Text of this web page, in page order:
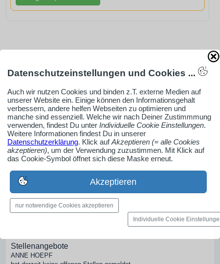
Ob Solo-Selbsständiger, Handwerksbetrieb oder
Industrieunternehmen
Erstelle jetzt ein gratis Firmenprofil für dein Unternehmen:
jetzt registrieren
Medien-Galerie
Bilder, PDFs, Audio, Video
Pinnwand
Jobs, News, Dates & mehr
Stellenangebote
ANNE HOEPF
Datenschutzeinstellungen und Cookies ...
Auch wir nutzen Cookies und binden z.T. externe Medien auf
unserer Website ein. Einige können den Informationsgehalt
verbessern, andere helfen Webseiten zu optimieren und
manche sind essenziell. Welche wir nach Deiner Zustimmmung
verwenden, findest Du unter Individuelle Cookie Einstellungen.
Weitere Informationen findest Du in unserer
Datenschutzerklärung. Klick aufAkzeptieren (= alle Cookies
akzeptieren), um der Verwendung zuzustimmen. Mit Klick auf
das Cookie-Symbol öffnet sich diese Maske erneut.
Akzeptieren
nur notwendige Cookies akzeptieren
Individuelle Cookie